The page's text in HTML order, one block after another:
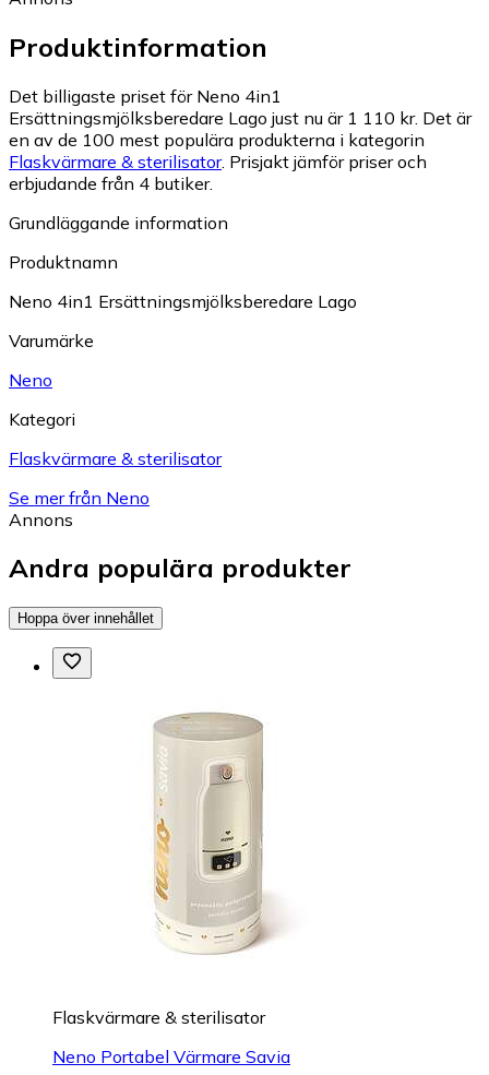
Produktinformation
Det billigaste priset för Neno 4in1
Ersättningsmjölksberedare Lago just nu är 1 110 kr. Det är
en av de 100 mest populära produkterna i kategorin
Flaskvärmare & sterilisator. Prisjakt jämför priser och
erbjudande från 4 butiker.
Grundläggande information
Produktnamn
Neno 4in1 Ersättningsmjölksberedare Lago
Varumärke
Neno
Kategori
Flaskvärmare & sterilisator
Se mer från Neno
Annons
Andra populära produkter
Hoppa över innehållet
Flaskvärmare & sterilisator
Neno Portabel Värmare Savia